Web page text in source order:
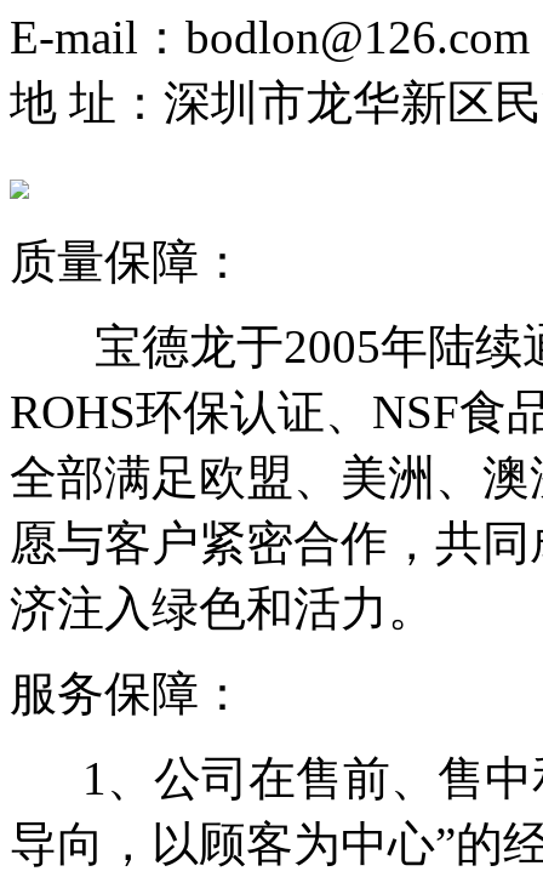
E-mail：bodlon@126.com
地 址：深圳市龙华新区
质量保障：
宝德龙于2005年陆续
ROHS环保认证、NSF食
全部满足欧盟、美洲、
愿与客户紧密合作，共
济注入绿色和活力。
服务保障：
1、公司在售前、售中
导向，以顾客为中心”的